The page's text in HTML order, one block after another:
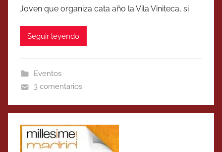
Joven que organiza cata año la Vila Viniteca, si
Seguir leyendo
Eventos
3 comentarios